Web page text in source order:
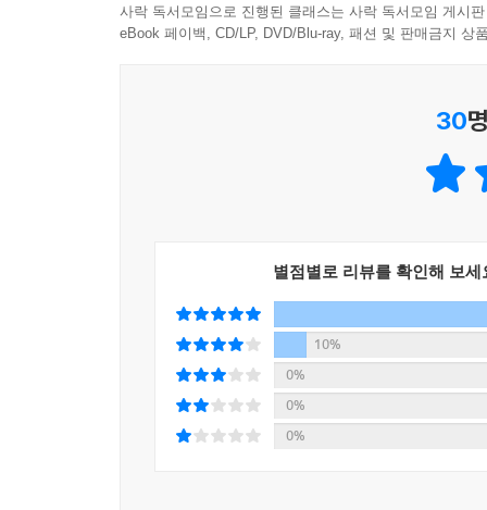
사락 독서모임으로 진행된 클래스는 사락 독서모임 게시
eBook 페이백, CD/LP, DVD/Blu-ray, 패션 및 판매금지 상
30
별점별로 리뷰를 확인해 보세
10%
0%
0%
0%